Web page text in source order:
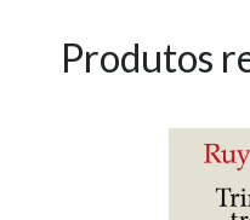
Produtos